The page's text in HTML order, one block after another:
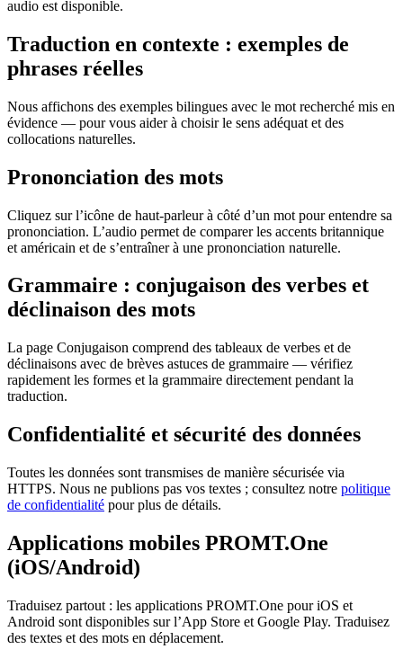
audio est disponible.
Traduction en contexte : exemples de
phrases réelles
Nous affichons des exemples bilingues avec le mot recherché mis en
évidence — pour vous aider à choisir le sens adéquat et des
collocations naturelles.
Prononciation des mots
Cliquez sur l’icône de haut-parleur à côté d’un mot pour entendre sa
prononciation. L’audio permet de comparer les accents britannique
et américain et de s’entraîner à une prononciation naturelle.
Grammaire : conjugaison des verbes et
déclinaison des mots
La page Conjugaison comprend des tableaux de verbes et de
déclinaisons avec de brèves astuces de grammaire — vérifiez
rapidement les formes et la grammaire directement pendant la
traduction.
Confidentialité et sécurité des données
Toutes les données sont transmises de manière sécurisée via
HTTPS. Nous ne publions pas vos textes ; consultez notre politique
de confidentialité pour plus de détails.
Applications mobiles PROMT.One
(iOS/Android)
Traduisez partout : les applications PROMT.One pour iOS et
Android sont disponibles sur l’App Store et Google Play. Traduisez
des textes et des mots en déplacement.